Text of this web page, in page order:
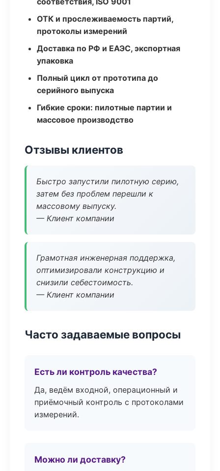
ОТК и прослеживаемость партий,
протоколы измерений
Доставка по РФ и ЕАЭС, экспортная
упаковка
Полный цикл от прототипа до
серийного выпуска
Гибкие сроки: пилотные партии и
массовое производство
Отзывы клиентов
Быстро запустили пилотную серию,
затем без проблем перешли к
массовому выпуску.
— Клиент компании
Грамотная инженерная поддержка,
оптимизировали конструкцию и
снизили себестоимость.
— Клиент компании
Часто задаваемые вопросы
Есть ли контроль качества?
Да, ведём входной, операционный и
приёмочный контроль с протоколами
измерений.
Можно ли доставку?